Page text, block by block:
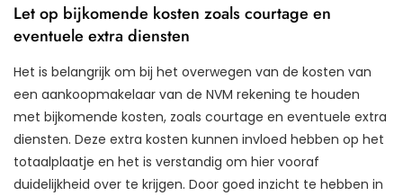
Let op bijkomende kosten zoals courtage en
eventuele extra diensten
Het is belangrijk om bij het overwegen van de kosten van
een aankoopmakelaar van de NVM rekening te houden
met bijkomende kosten, zoals courtage en eventuele extra
diensten. Deze extra kosten kunnen invloed hebben op het
totaalplaatje en het is verstandig om hier vooraf
duidelijkheid over te krijgen. Door goed inzicht te hebben in